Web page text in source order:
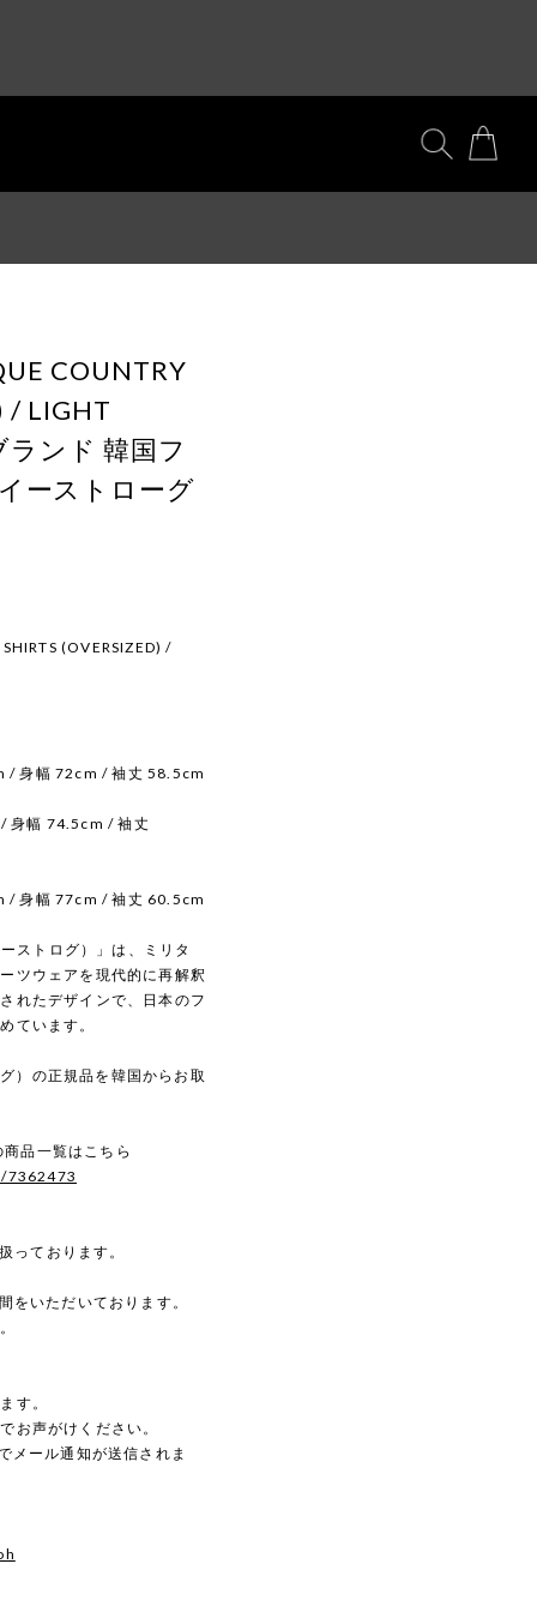
COUNTRY
/ LIGHT
ンド 韓国フ
ーストローグ
(OVERSIZED) /
/ 身幅 72cm / 袖丈 58.5cm
身幅 74.5cm / 袖丈
/ 身幅 77cm / 袖丈 60.5cm
ストログ）」は、ミリタ
ツウェアを現代的に再解釈
れたデザインで、日本のフ
ています。
）の正規品を韓国からお取
品一覧はこちら
7362473
ております。
をいただいております。
す。
お声がけください。
メール通知が送信されま